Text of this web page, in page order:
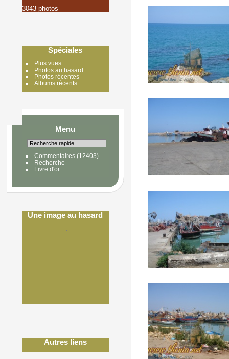
3043 photos
Spéciales
Plus vues
Photos au hasard
Photos récentes
Albums récents
Menu
Commentaires(12403)
Recherche
Livre d'or
Une image au hasard
Autres liens